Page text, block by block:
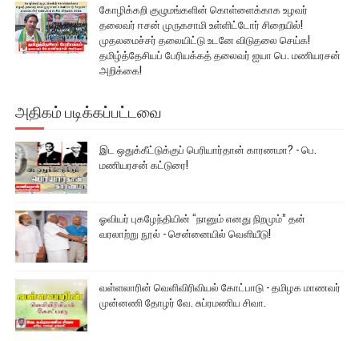
கோழிக்கறி குழுமங்களின் கொள்ளைக்காக உழவர்
தலைவர் ஈசன் முருகசாமி உள்ளிட்டோர் சிறையில்!
முதலமைச்சர் தலையிட்டு உடனே விடுதலை செய்க!
தமிழ்த்தேசியப் பேரியக்கத் தலைவர் ஐயா பெ. மணியரசன்
அறிக்கை!
அதிகம் படிக்கப்பட்டவை
இட ஒதுக்கீட்டுக்குப் பெரியார்தான் காரணமா? - பெ.
மணியரசன் கட்டுரை!
ஓவியர் புகழேந்தியின் “நானும் எனது நிறமும்” தன்
வரலாற்று நூல் - சென்னையில் வெளியீடு!
வள்ளலாரின் வெளிவிரிவியல் கோட்பாடு - தமிழக மாணவர்
முன்னணி தோழர் வே. சுப்ரமணிய சிவா.